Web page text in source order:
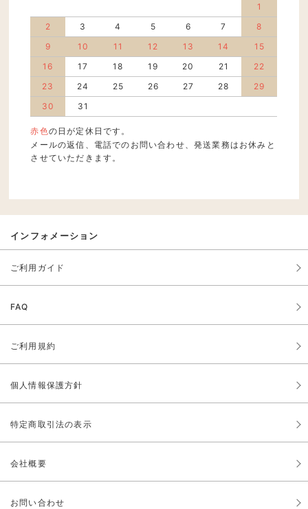
1
2
3 4 5 6 7
8
9
10 11 12 13 14
15
16
17 18 19 20 21
22
23
24 25 26 27 28
29
30
31
赤色の日が定休日です。
メールの返信、電話でのお問い合わせ、発送業務はお休みと
させていただきます。
インフォメーション
ご利用ガイド
FAQ
ご利用規約
個人情報保護方針
特定商取引法の表示
会社概要
お問い合わせ